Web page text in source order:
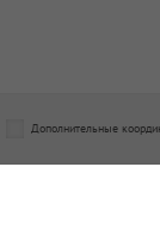
Дополнительные